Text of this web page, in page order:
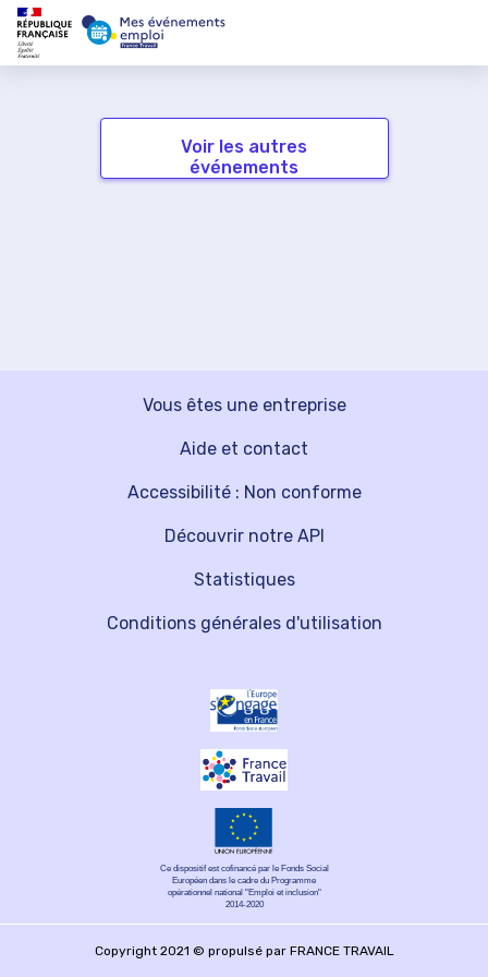
Voir les autres
événements
Vous êtes une entreprise
Découvrir notre API
Aide et contact
Statistiques
Accessibilité : Non conforme
Conditions générales d'utilisation
Ce dispositif est cofinancé par le Fonds Social
Européen dans le cadre du Programme
opérationnel national "Emploi et inclusion"
2014-2020
Copyright 2021 © propulsé par FRANCE TRAVAIL